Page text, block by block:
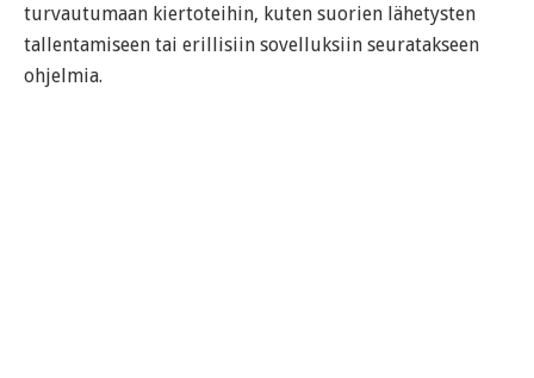
turvautumaan kiertoteihin, kuten suorien lähetysten
tallentamiseen tai erillisiin sovelluksiin seuratakseen
ohjelmia.